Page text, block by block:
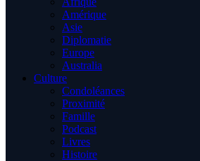
Amérique
Asie
Diplomatie
Europe
Australia
Culture
Condoléances
Proximité
Famille
Podcast
Livres
Histoire